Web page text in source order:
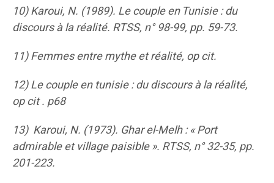
10) Karoui, N. (1989). Le couple en Tunisie : du
discours à la réalité. RTSS, n° 98-99, pp. 59-73.
11) Femmes entre mythe et réalité, op cit.
12) Le couple en tunisie : du discours à la réalité,
op cit . p68
13) Karoui, N. (1973). Ghar el-Melh : « Port
admirable et village paisible ». RTSS, n° 32-35, pp.
201-223.